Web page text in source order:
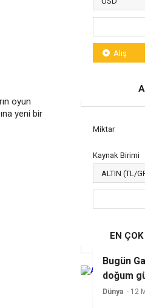
oyun
yeni bir
Alış
Miktar
Kaynak Birimi
EN
Bugün
doğum
Dünya - 12